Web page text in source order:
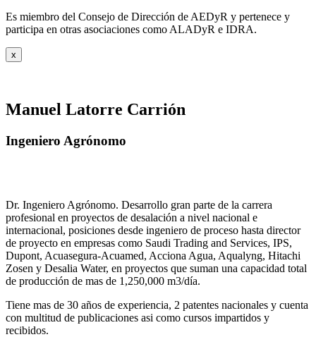
Es miembro del Consejo de Dirección de AEDyR y pertenece y
participa en otras asociaciones como ALADyR e IDRA.
x
Manuel Latorre Carrión
Ingeniero Agrónomo
Dr. Ingeniero Agrónomo. Desarrollo gran parte de la carrera
profesional en proyectos de desalación a nivel nacional e
internacional, posiciones desde ingeniero de proceso hasta director
de proyecto en empresas como Saudi Trading and Services, IPS,
Dupont, Acuasegura-Acuamed, Acciona Agua, Aqualyng, Hitachi
Zosen y Desalia Water, en proyectos que suman una capacidad total
de producción de mas de 1,250,000 m3/día.
Tiene mas de 30 años de experiencia, 2 patentes nacionales y cuenta
con multitud de publicaciones asi como cursos impartidos y
recibidos.